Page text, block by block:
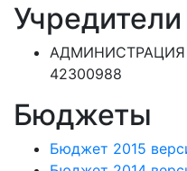
Учредители
42300988
Бюджеты
Бюджет 2015